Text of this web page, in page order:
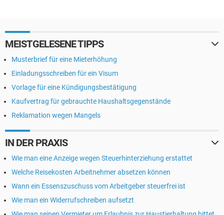
MEISTGELESENE TIPPS
Musterbrief für eine Mieterhöhung
Einladungsschreiben für ein Visum
Vorlage für eine Kündigungsbestätigung
Kaufvertrag für gebrauchte Haushaltsgegenstände
Reklamation wegen Mangels
IN DER PRAXIS
Wie man eine Anzeige wegen Steuerhinterziehung erstattet
Welche Reisekosten Arbeitnehmer absetzen können
Wann ein Essenszuschuss vom Arbeitgeber steuerfrei ist
Wie man ein Widerrufschreiben aufsetzt